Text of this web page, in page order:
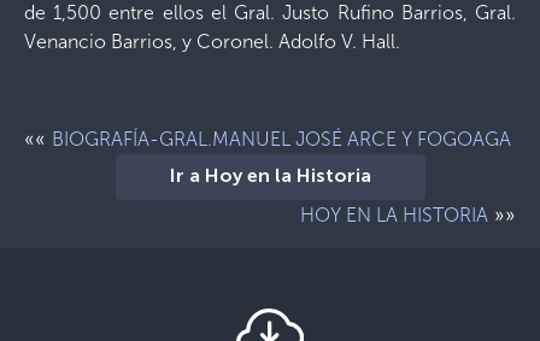
de 1,500 entre ellos el Gral. Justo Rufino Barrios, Gral.
Venancio Barrios, y Coronel. Adolfo V. Hall.
«« BIOGRAFÍA-GRAL.MANUEL JOSÉ ARCE Y FOGOAGA
Ir a Hoy en la Historia
HOY EN LA HISTORIA »»